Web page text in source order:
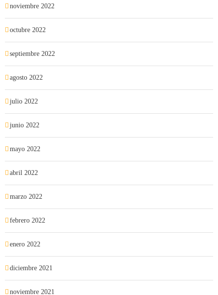
noviembre 2022
octubre 2022
septiembre 2022
agosto 2022
julio 2022
junio 2022
mayo 2022
abril 2022
marzo 2022
febrero 2022
enero 2022
diciembre 2021
noviembre 2021